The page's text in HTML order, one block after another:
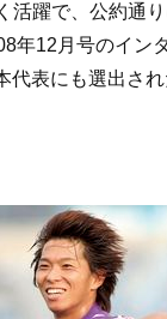
活躍で、公約通
年12月号のイン
代表にも選出さ